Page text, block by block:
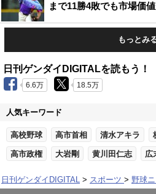
まで11勝4敗でも市場価
もっとみ
日刊ゲンダイDIGITALを読もう！
6.6万 18.5万
人気キーワード
高校野球 高市首相 清水アキラ
高市政権 大岩剛 黄川田仁志 広
日刊ゲンダイDIGITAL スポーツ 野球